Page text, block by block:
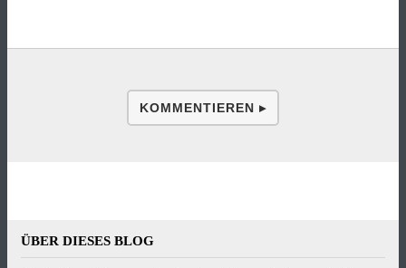
KOMMENTIEREN ▸
ÜBER DIESES BLOG